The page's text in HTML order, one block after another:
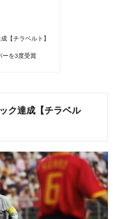
【チラベルト】
ーを3度受賞
ク達成【チラベル